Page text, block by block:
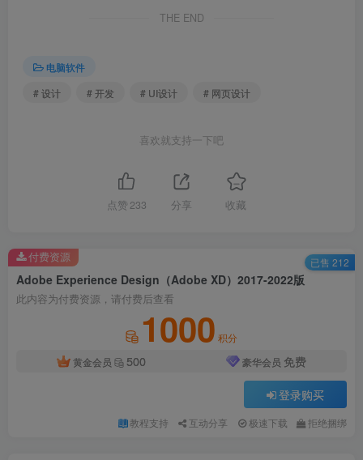
THE END
电脑软件
# 设计
# 开发 # UI设计 # 网页设计
喜欢就支持一下吧
点赞 233 分享 收藏
Adobe Experience Design（Adobe XD）2017-2022版
此内容为付费资源，请付费后查看
1000 积分
黄金会员
500 豪华会员 免费
登录购买
教程支持 互动分享 极速下载 拒绝捆绑
付费资源 已售 212